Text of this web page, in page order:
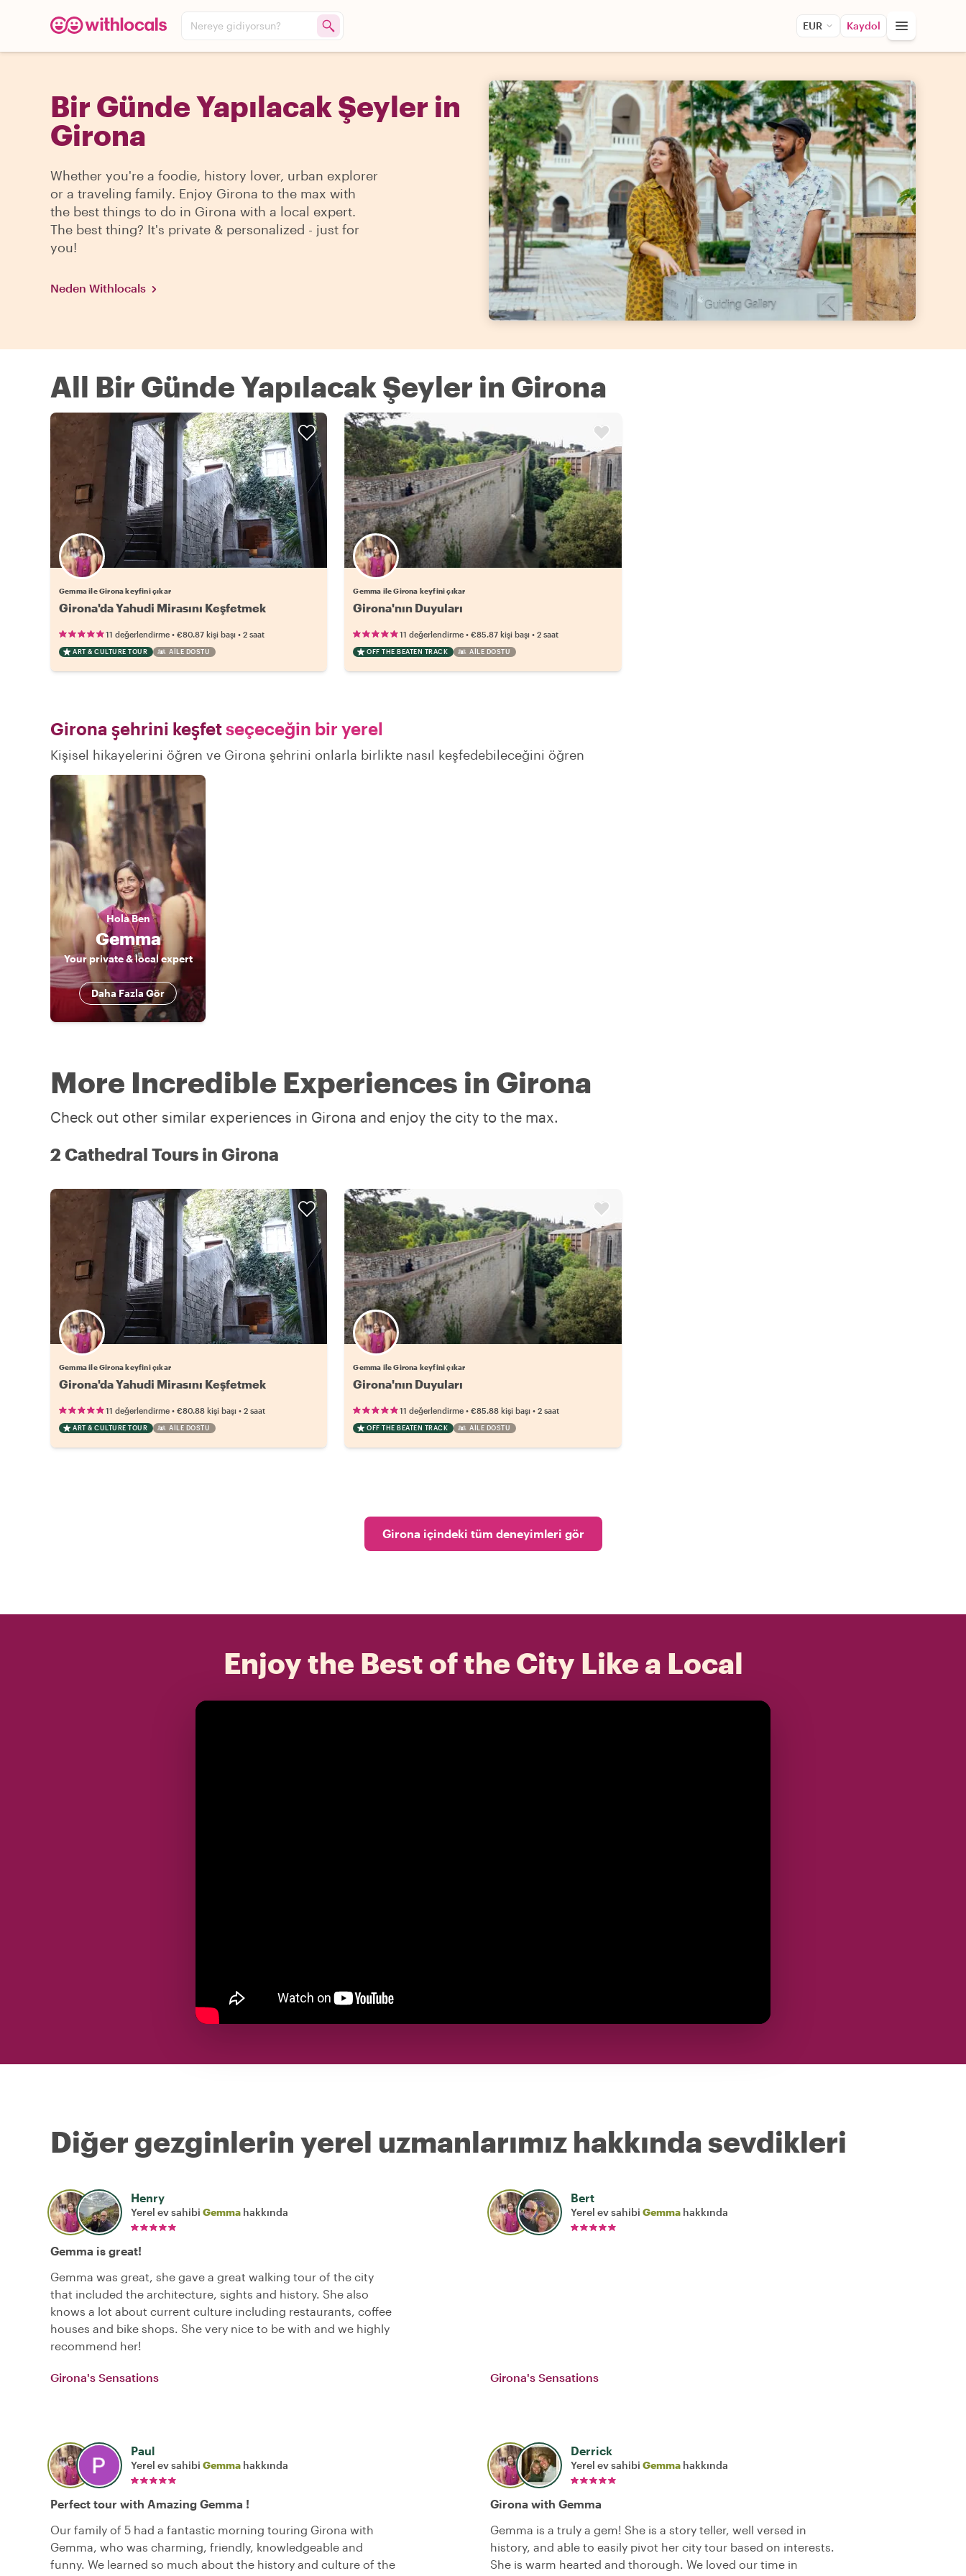
Nereye gidiyorsun? EUR Kaydol
Bir Günde Yapılacak Şeyler in
Girona
Whether you're a foodie, history lover, urban explorer
or a traveling family. Enjoy Girona to the max with
the best things to do in Girona with a local expert.
The best thing? It's private & personalized - just for
you!
Neden Withlocals
All Bir Günde Yapılacak Şeyler in Girona
Gemma ile Girona keyfini çıkar
Girona'da Yahudi Mirasını Keşfetmek
11 değerlendirme • €80.87 kişi başı • 2 saat
ART & CULTURE TOUR AILE DOSTU
Gemma ile Girona keyfini çıkar
Girona'nın Duyuları
11 değerlendirme •€85.87 kişi başı •2 saat
OFF THE BEATEN TRACK AILE DOSTU
Girona şehrini keşfetseçeceğin bir yerel
Kişisel hikayelerini öğren ve Girona şehrini onlarla birlikte nasıl keşfedebileceğini öğren
HolaBen
Gemma
Your private & local expert
Daha Fazla Gör
More Incredible Experiences in Girona
Check out other similar experiences in Girona and enjoy the city to the max.
2 Cathedral Tours in Girona
Gemma ile Girona keyfini çıkar
Girona'da Yahudi Mirasını Keşfetmek
11 değerlendirme • €80.88 kişi başı • 2 saat
ART & CULTURE TOUR AILE DOSTU
Gemma ile Girona keyfini çıkar
Girona'nın Duyuları
11 değerlendirme •€85.88 kişi başı •2 saat
OFF THE BEATEN TRACK AILE DOSTU
Girona içindeki tüm deneyimleri gör
Enjoy the Best of the City Like a Local
Diğer gezginlerin yerel uzmanlarımız hakkında sevdikleri
Henry
Yerel ev sahibi Gemma hakkında
Gemma is great!
Gemma was great, she gave a great walking tour of the city
that included the architecture, sights and history. She also
knows a lot about current culture including restaurants, coffee
houses and bike shops. She very nice to be with and we highly
recommend her!
Girona's Sensations
Bert
Yerel ev sahibi Gemma hakkında
Girona's Sensations
Paul
Yerel ev sahibi Gemma hakkında
Perfect tour with Amazing Gemma !
Our family of 5 had a fantastic morning touring Girona with
Gemma, who was charming, friendly, knowledgeable and
funny. We learned so much about the history and culture of the
Derrick
Yerel ev sahibi Gemma hakkında
Girona with Gemma
Gemma is a truly a gem! She is a story teller, well versed in
history, and able to easily pivot her city tour based on interests.
She is warm hearted and thorough. We loved our time in